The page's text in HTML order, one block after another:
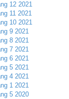
12 2021
11 2021
10 2021
9 2021
8 2021
7 2021
6 2021
5 2021
4 2021
1 2021
5 2020